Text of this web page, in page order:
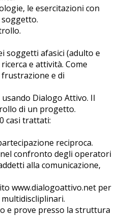
le esercitazioni con
soggetti afasici (adulto e
e attività. Come
e di
Dialogo Attivo. Il
di un progetto.
casi trattati:
reciproca.
confronto degli operatori
alla comunicazione,
www.dialogoattivo.net per
e prove presso la struttura